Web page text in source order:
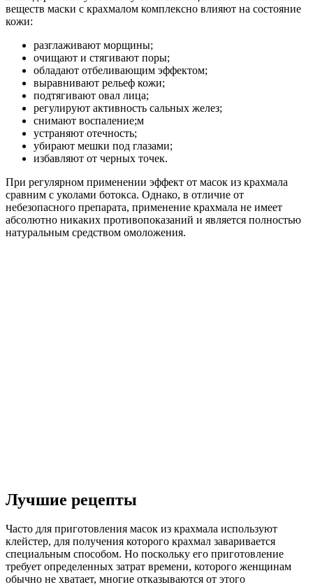
веществ маски с крахмалом комплексно влияют на состояние
кожи:
разглаживают морщины;
очищают и стягивают поры;
обладают отбеливающим эффектом;
выравнивают рельеф кожи;
подтягивают овал лица;
регулируют активность сальных желез;
снимают воспаление;м
устраняют отечность;
убирают мешки под глазами;
избавляют от черных точек.
При регулярном применении эффект от масок из крахмала
сравним с уколами ботокса. Однако, в отличие от
небезопасного препарата, применение крахмала не имеет
абсолютно никаких противопоказаний и является полностью
натуральным средством омоложения.
Лучшие рецепты
Часто для приготовления масок из крахмала используют
клейстер, для получения которого крахмал заваривается
специальным способом. Но поскольку его приготовление
требует определенных затрат времени, которого женщинам
обычно не хватает, многие отказываются от этого